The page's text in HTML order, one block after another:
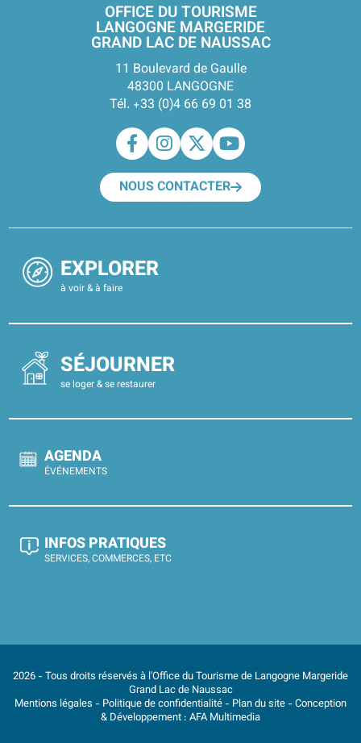
OFFICE DU TOURISME
LANGOGNE MARGERIDE
GRAND LAC DE NAUSSAC
11 Boulevard de Gaulle
48300 LANGOGNE
Tél. +33 (0)4 66 69 01 38
NOUS CONTACTER
EXPLORER
à voir & à faire
SÉJOURNER
se loger & se restaurer
AGENDA
ÉVÉNEMENTS
INFOS PRATIQUES
SERVICES, COMMERCES, ETC
2026 - Tous droits réservés à l'Office du Tourisme de Langogne Margeride
Grand Lac de Naussac
Mentions légales - Politique de confidentialité - Plan du site - Conception
& Développement : AFA Multimedia